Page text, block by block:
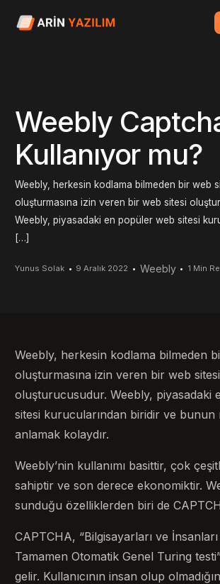
Weebly
Kullanıyor mu?
Weebly, herkesin kodlama bilmeden bir web
oluşturmasına izin veren bir web sitesi
Weebly, piyasadaki en popüler web sitesi
[…]
Yunus Solak 9 Aralık 2022 Weebly 1 Min
Weebly, herkesin kodlama bilmeden
oluşturmasına izin veren bir web sitesi
oluşturucusudur. Weebly, piyasadaki
sitesi kurucularından biridir ve bunun
anlamak kolaydır.
Weebly’nin kullanımı basittir, çok
sahiptir ve son derece ekonomiktir.
sunduğu özelliklerden biri de
CAPTCHA, “Bilgisayarları ve
Tamamen Otomatik Genel Turing
gelir. Kullanıcının insan olup